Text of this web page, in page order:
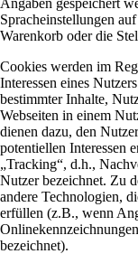
Spracheinstellungen
Warenkorb oder die
Cookies werden im
Interessen eines
bestimmter Inhalte,
Webseiten in einem
dienen dazu, den
potentiellen Interessen
„Tracking“, d.h.,
Nutzer bezeichnet. Zu
andere Technologien,
erfüllen (z.B., wenn
bezeichnet).